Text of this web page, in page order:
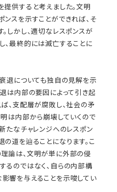
提供すると考えました。文明
ンスを示すことができれば、そ
しかし、適切なレスポンスが
、最終的には滅亡することに
衰退についても独自の見解を示
退は内部の要因によって引き起
、支配層が腐敗し、社会の矛
明は内部から崩壊していくので
たなチャレンジへのレスポン
道を辿ることになります。こ
論は、文明が単に外部の侵
るのではなく、自らの内部構
響を与えることを示唆してい